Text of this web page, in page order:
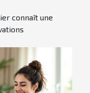
connaît une